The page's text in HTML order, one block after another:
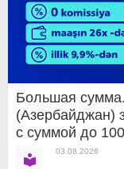
Большая
(Азербайджан)
с суммой до
03.08.2026